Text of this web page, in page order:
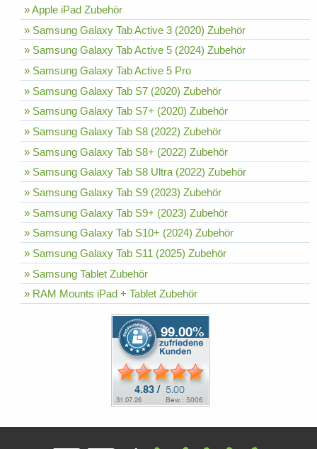
» Apple iPad Zubehör
» Samsung Galaxy Tab Active 3 (2020) Zubehör
» Samsung Galaxy Tab Active 5 (2024) Zubehör
» Samsung Galaxy Tab Active 5 Pro
» Samsung Galaxy Tab S7 (2020) Zubehör
» Samsung Galaxy Tab S7+ (2020) Zubehör
» Samsung Galaxy Tab S8 (2022) Zubehör
» Samsung Galaxy Tab S8+ (2022) Zubehör
» Samsung Galaxy Tab S8 Ultra (2022) Zubehör
» Samsung Galaxy Tab S9 (2023) Zubehör
» Samsung Galaxy Tab S9+ (2023) Zubehör
» Samsung Galaxy Tab S10+ (2024) Zubehör
» Samsung Galaxy Tab S11 (2025) Zubehör
» Samsung Tablet Zubehör
» RAM Mounts iPad + Tablet Zubehör